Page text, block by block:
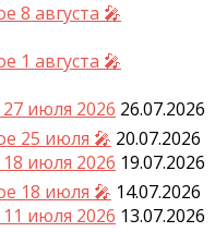
8 августа 🎤
1 августа 🎤
июля 2026 26.07.2026
25 июля 🎤 20.07.2026
июля 2026 19.07.2026
18 июля 🎤 14.07.2026
июля 2026 13.07.2026